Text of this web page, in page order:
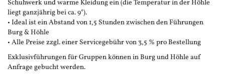
Schuhwerk und warme Kleidung ein (die Temperatur in der Höhle
liegt ganzjährig bei ca. 9°).
• Ideal ist ein Abstand von 1,5 Stunden zwischen den Führungen
Burg & Höhle
• Alle Preise zzgl. einer Servicegebühr von 3,5 % pro Bestellung
Exklusivführungen für Gruppen können in Burg und Höhle auf
Anfrage gebucht werden.